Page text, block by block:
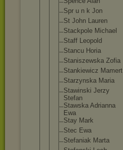
Spr u n k Jon
St John Lauren
Stackpole Michael
Staff Leopold
Stancu Horia
Staniszewska Zofia
Stankiewicz Mamert
Starzynska Maria
Stawinski Jerzy
Stefan
Stawska Adrianna
Ewa
Stay Mark
Stec Ewa
Stefaniak Marta